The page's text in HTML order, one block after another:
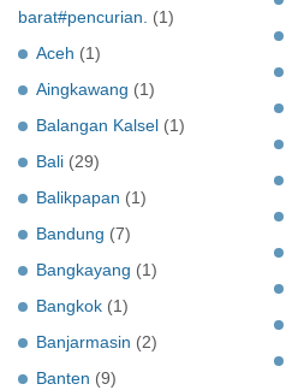
barat#pencurian.
(1)
Aceh (1)
Aingkawang (1)
Balangan Kalsel (1)
Bali (29)
Balikpapan (1)
Bandung (7)
Bangkayang (1)
Bangkok (1)
Banjarmasin (2)
Banten (9)